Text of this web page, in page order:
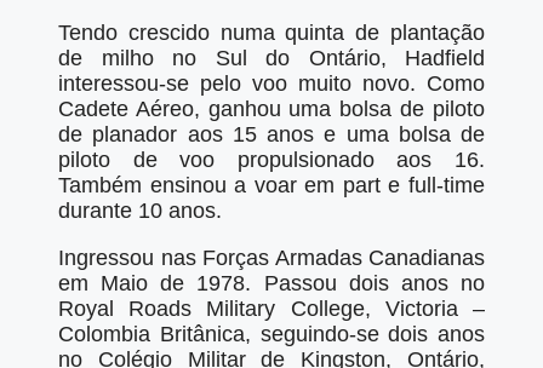
Tendo crescido numa quinta de plantação
de milho no Sul do Ontário, Hadfield
interessou-se pelo voo muito novo. Como
Cadete Aéreo, ganhou uma bolsa de piloto
de planador aos 15 anos e uma bolsa de
piloto de voo propulsionado aos 16.
Também ensinou a voar em part e full-time
durante 10 anos.
Ingressou nas Forças Armadas Canadianas
em Maio de 1978. Passou dois anos no
Royal Roads Military College, Victoria –
Colombia Britânica, seguindo-se dois anos
no Colégio Militar de Kingston, Ontário,